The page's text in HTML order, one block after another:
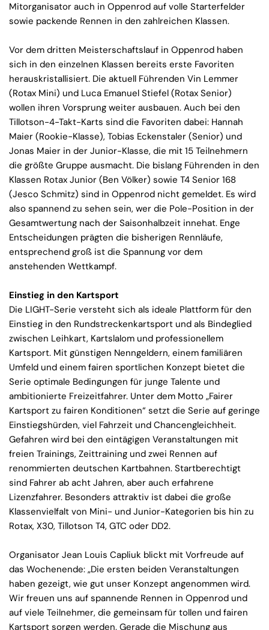
Mitorganisator auch in Oppenrod auf volle Starterfelder
sowie packende Rennen in den zahlreichen Klassen.
Vor dem dritten Meisterschaftslauf in Oppenrod haben
sich in den einzelnen Klassen bereits erste Favoriten
herauskristallisiert. Die aktuell Führenden Vin Lemmer
(Rotax Mini) und Luca Emanuel Stiefel (Rotax Senior)
wollen ihren Vorsprung weiter ausbauen. Auch bei den
Tillotson-4-Takt-Karts sind die Favoriten dabei: Hannah
Maier (Rookie-Klasse), Tobias Eckenstaler (Senior) und
Jonas Maier in der Junior-Klasse, die mit 15 Teilnehmern
die größte Gruppe ausmacht. Die bislang Führenden in den
Klassen Rotax Junior (Ben Völker) sowie T4 Senior 168
(Jesco Schmitz) sind in Oppenrod nicht gemeldet. Es wird
also spannend zu sehen sein, wer die Pole-Position in der
Gesamtwertung nach der Saisonhalbzeit innehat. Enge
Entscheidungen prägten die bisherigen Rennläufe,
entsprechend groß ist die Spannung vor dem
anstehenden Wettkampf.
Einstieg in den Kartsport
Die LIGHT-Serie versteht sich als ideale Plattform für den
Einstieg in den Rundstreckenkartsport und als Bindeglied
zwischen Leihkart, Kartslalom und professionellem
Kartsport. Mit günstigen Nenngeldern, einem familiären
Umfeld und einem fairen sportlichen Konzept bietet die
Serie optimale Bedingungen für junge Talente und
ambitionierte Freizeitfahrer. Unter dem Motto „Fairer
Kartsport zu fairen Konditionen“ setzt die Serie auf geringe
Einstiegshürden, viel Fahrzeit und Chancengleichheit.
Gefahren wird bei den eintägigen Veranstaltungen mit
freien Trainings, Zeittraining und zwei Rennen auf
renommierten deutschen Kartbahnen. Startberechtigt
sind Fahrer ab acht Jahren, aber auch erfahrene
Lizenzfahrer. Besonders attraktiv ist dabei die große
Klassenvielfalt von Mini- und Junior-Kategorien bis hin zu
Rotax, X30, Tillotson T4, GTC oder DD2.
Organisator Jean Louis Capliuk blickt mit Vorfreude auf
das Wochenende: „Die ersten beiden Veranstaltungen
haben gezeigt, wie gut unser Konzept angenommen wird.
Wir freuen uns auf spannende Rennen in Oppenrod und
auf viele Teilnehmer, die gemeinsam für tollen und fairen
Kartsport sorgen werden. Gerade die Mischung aus